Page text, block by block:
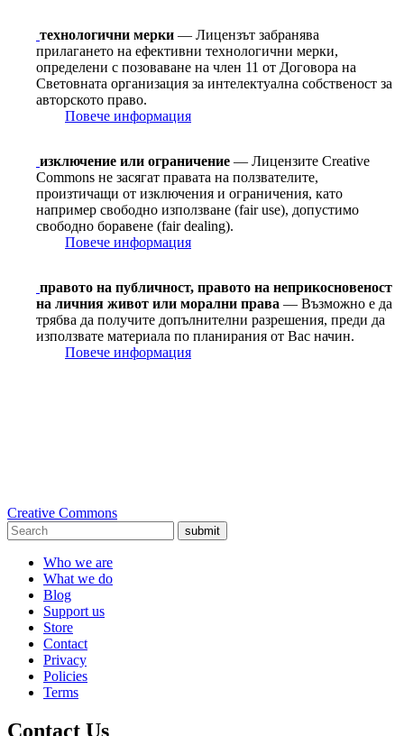
технологични мерки — Лицензът забранява
прилагането на ефективни технологични мерки,
определени с позоваване на член 11 от Договорa на
Световната организация за интелектуална собственост за
авторското право.
Повече информация
изключение или ограничение — Лицензите Creative
Commons не засягат правата на ползвателите,
произтичащи от изключения и ограничения, като
например свободно използване (fair use), допустимо
свободно боравене (fair dealing).
Повече информация
правото на публичност, правото на неприкосновеност
на личния живот или морални права — Възможно е да
трябва да получите допълнителни разрешения, преди да
използвате материала по планирания от Вас начин.
Повече информация
Creative Commons
submit
Who we are
What we do
Blog
Support us
Store
Contact
Privacy
Policies
Terms
Contact Us